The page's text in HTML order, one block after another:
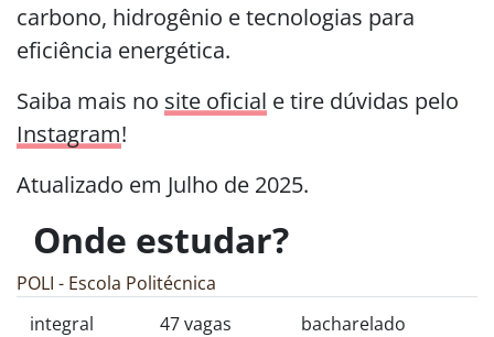
carbono, hidrogênio e tecnologias para
eficiência energética.
Saiba mais no site oficial e tire dúvidas pelo
Instagram!
Atualizado em Julho de 2025.
Onde estudar?
POLI - Escola Politécnica
integral
47 vagas bacharelado